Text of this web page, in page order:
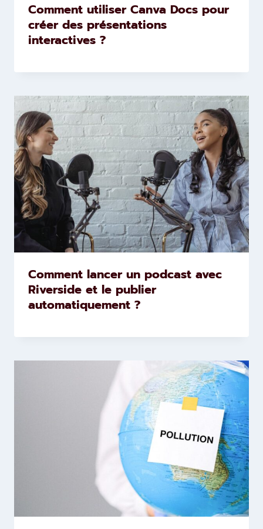
Comment utiliser Canva Docs pour
créer des présentations
interactives ?
Comment lancer un podcast avec
Riverside et le publier
automatiquement ?